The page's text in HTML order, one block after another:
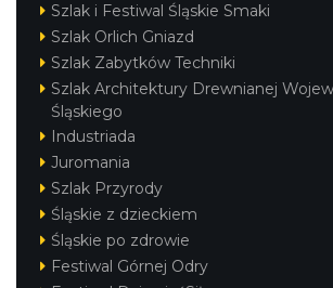
Szlak i Festiwal Śląskie Smaki
Szlak Orlich Gniazd
Szlak Zabytków Techniki
Szlak Architektury Drewnianej
Śląskiego
Industriada
Juromania
Szlak Przyrody
Śląskie z dzieckiem
Śląskie po zdrowie
Festiwal Górnej Odry